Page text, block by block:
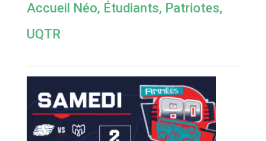
Accueil Néo, Étudiants, Patriotes,
UQTR